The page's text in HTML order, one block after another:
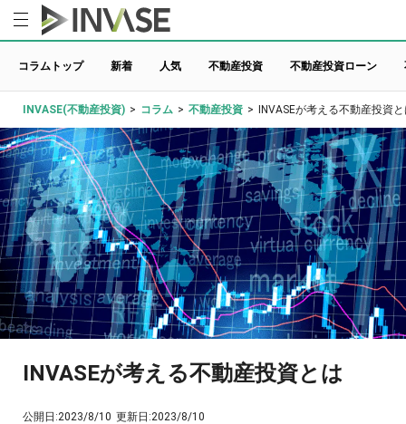
コラムトップ 新着 人気 不動産投資 不動産投資ローン
INVASE(不動産投資) > コラム > 不動産投資 > INVASEが考える不動産投資
INVASEが考える不動産投資とは
公開日:2023/8/10 更新日:2023/8/10